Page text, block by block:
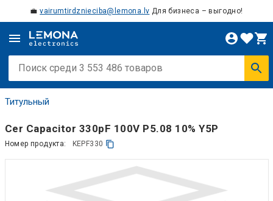
💼vairumtirdznieciba@lemona.lv Для бизнеса – выгодно!
Титульный
Cer Capacitor 330pF 100V P5.08 10% Y5P
Номер продукта: KEPF330